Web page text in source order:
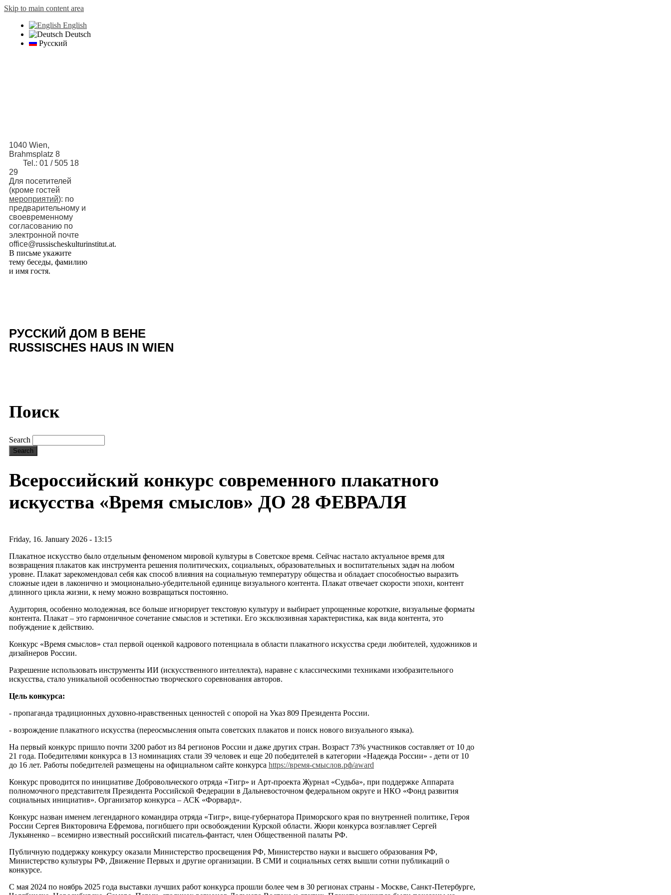
Skip to main content area
English
Deutsch
Русский
1040 Wien,
Brahmsplatz 8
Tel.: 01 / 505 18
29
Для посетителей
(кроме гостей
мероприятий): по
предварительному и
своевременному
согласованию по
электронной почте
office@russischeskulturinstitut.at.
В письме укажите
тему беседы, фамилию
и имя гостя.
РУССКИЙ ДОМ В ВЕНЕ
RUSSISCHES HAUS IN WIEN
Поиск
Search
Всероссийский конкурс современного плакатного
искусства «Время смыслов» ДО 28 ФЕВРАЛЯ
Friday, 16. January 2026 - 13:15
Плакатное искусство было отдельным феноменом мировой культуры в Советское время. Сейчас настало актуальное время для
возвращения плакатов как инструмента решения политических, социальных, образовательных и воспитательных задач на любом
уровне. Плакат зарекомендовал себя как способ влияния на социальную температуру общества и обладает способностью выразить
сложные идеи в лаконично и эмоционально-убедительной единице визуального контента. Плакат отвечает скорости эпохи, контент
длинного цикла жизни, к нему можно возвращаться постоянно.
Аудитория, особенно молодежная, все больше игнорирует текстовую культуру и выбирает упрощенные короткие, визуальные форматы
контента. Плакат – это гармоничное сочетание смыслов и эстетики. Его эксклюзивная характеристика, как вида контента, это
побуждение к действию.
Конкурс «Время смыслов» стал первой оценкой кадрового потенциала в области плакатного искусства среди любителей, художников и
дизайнеров России.
Разрешение использовать инструменты ИИ (искусственного интеллекта), наравне с классическими техниками изобразительного
искусства, стало уникальной особенностью творческого соревнования авторов.
Цель конкурса:
- пропаганда традиционных духовно-нравственных ценностей с опорой на Указ 809 Президента России.
- возрождение плакатного искусства (переосмысления опыта советских плакатов и поиск нового визуального языка).
На первый конкурс пришло почти 3200 работ из 84 регионов России и даже других стран. Возраст 73% участников составляет от 10 до
21 года. Победителями конкурса в 13 номинациях стали 39 человек и еще 20 победителей в категории «Надежда России» - дети от 10
до 16 лет. Работы победителей размещены на официальном сайте конкурса https://время-смыслов.рф/award
Конкурс проводится по инициативе Добровольческого отряда «Тигр» и Арт-проекта Журнал «Судьба», при поддержке Аппарата
полномочного представителя Президента Российской Федерации в Дальневосточном федеральном округе и НКО «Фонд развития
социальных инициатив». Организатор конкурса – АСК «Форвард».
Конкурс назван именем легендарного командира отряда «Тигр», вице-губернатора Приморского края по внутренней политике, Героя
России Сергея Викторовича Ефремова, погибшего при освобождении Курской области. Жюри конкурса возглавляет Сергей
Лукьяненко – всемирно известный российский писатель-фантаст, член Общественной палаты РФ.
Публичную поддержку конкурсу оказали Министерство просвещения РФ, Министерство науки и высшего образования РФ,
Министерство культуры РФ, Движение Первых и другие организации. В СМИ и социальных сетях вышли сотни публикаций о
конкурсе.
С мая 2024 по ноябрь 2025 года выставки лучших работ конкурса прошли более чем в 30 регионах страны - Москве, Санкт-Петербурге,